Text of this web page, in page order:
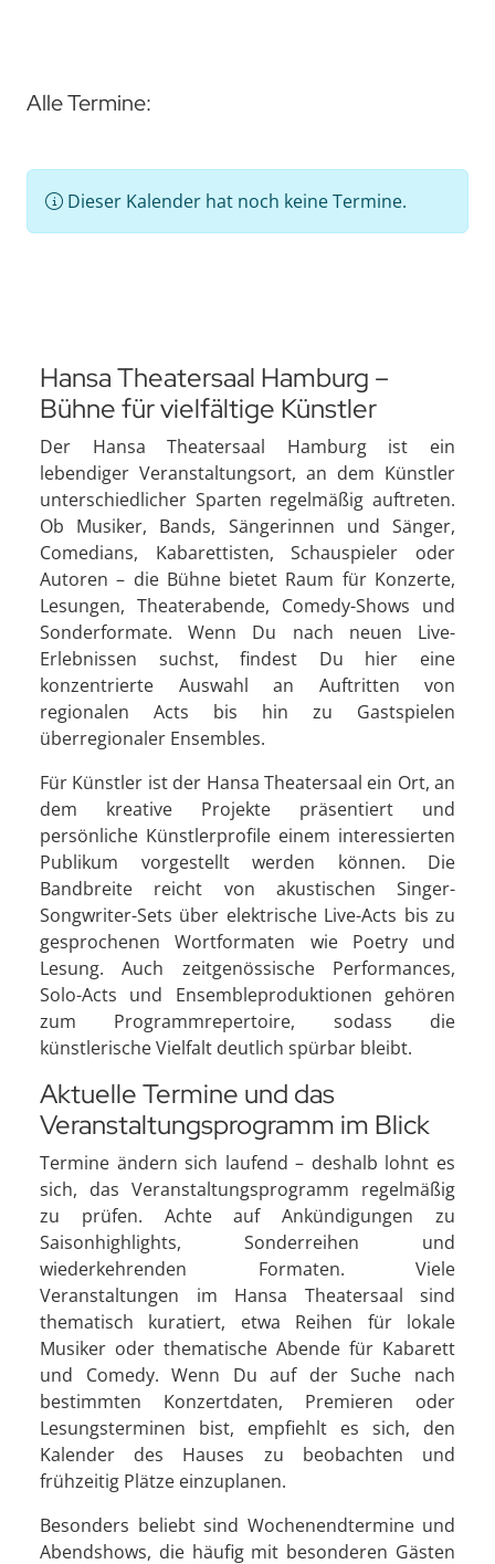
Alle Termine:
Dieser Kalender hat noch keine Termine.
Hansa Theatersaal Hamburg –
Bühne für vielfältige Künstler
Der Hansa Theatersaal Hamburg ist ein
lebendiger Veranstaltungsort, an dem Künstler
unterschiedlicher Sparten regelmäßig auftreten.
Ob Musiker, Bands, Sängerinnen und Sänger,
Comedians, Kabarettisten, Schauspieler oder
Autoren – die Bühne bietet Raum für Konzerte,
Lesungen, Theaterabende, Comedy-Shows und
Sonderformate. Wenn Du nach neuen Live-
Erlebnissen suchst, findest Du hier eine
konzentrierte Auswahl an Auftritten von
regionalen Acts bis hin zu Gastspielen
überregionaler Ensembles.
Für Künstler ist der Hansa Theatersaal ein Ort, an
dem kreative Projekte präsentiert und
persönliche Künstlerprofile einem interessierten
Publikum vorgestellt werden können. Die
Bandbreite reicht von akustischen Singer-
Songwriter-Sets über elektrische Live-Acts bis zu
gesprochenen Wortformaten wie Poetry und
Lesung. Auch zeitgenössische Performances,
Solo-Acts und Ensembleproduktionen gehören
zum Programmrepertoire, sodass die
künstlerische Vielfalt deutlich spürbar bleibt.
Aktuelle Termine und das
Veranstaltungsprogramm im Blick
Termine ändern sich laufend – deshalb lohnt es
sich, das Veranstaltungsprogramm regelmäßig
zu prüfen. Achte auf Ankündigungen zu
Saisonhighlights, Sonderreihen und
wiederkehrenden Formaten. Viele
Veranstaltungen im Hansa Theatersaal sind
thematisch kuratiert, etwa Reihen für lokale
Musiker oder thematische Abende für Kabarett
und Comedy. Wenn Du auf der Suche nach
bestimmten Konzertdaten, Premieren oder
Lesungsterminen bist, empfiehlt es sich, den
Kalender des Hauses zu beobachten und
frühzeitig Plätze einzuplanen.
Besonders beliebt sind Wochenendtermine und
Abendshows, die häufig mit besonderen Gästen